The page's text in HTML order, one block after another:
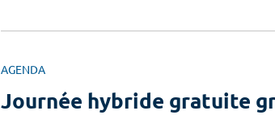
AGENDA
Journée hybride gratuite